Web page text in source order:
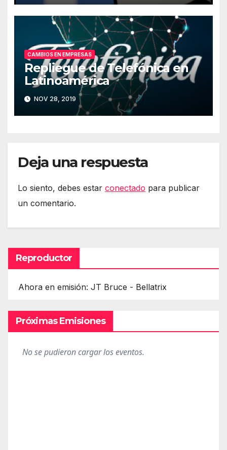
CAMBIOS EN EMPRESAS
Repliegue de Telefónica en
Latinoamérica
NOV 28, 2019
Deja una respuesta
Lo siento, debes estar conectado para publicar
un comentario.
Reproductor
Ahora en emisión: JT Bruce - Bellatrix
Próximas Emisiones